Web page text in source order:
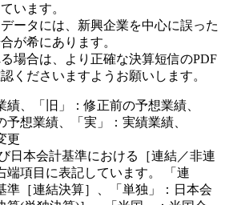
います。
ータには、新興企業を中心に誤った
が希にあります。
場合は、より正確な決算短信のPDF
くださいますようお願いします。
績、「旧」：修正前の予想業績、
予想業績、「実」：実績業績、
更
日本会計基準における［連結／非連
端項目に表記しています。 「連
準［連結決算］、「単独」：日本会